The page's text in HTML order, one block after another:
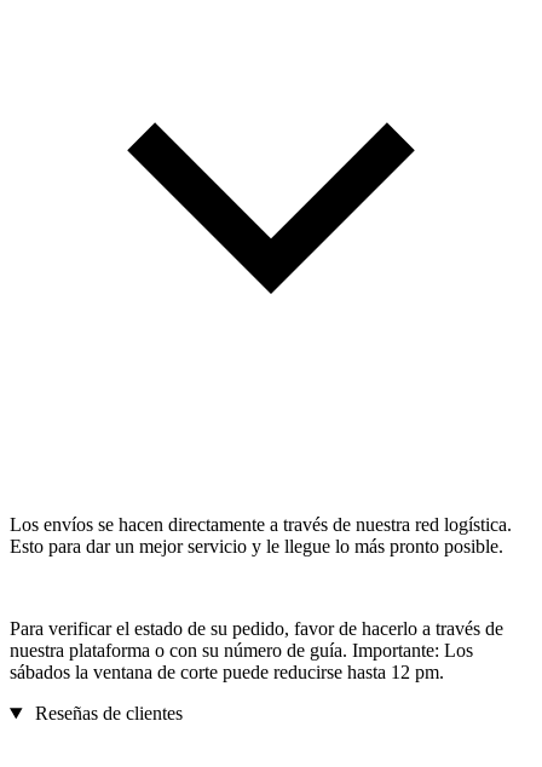
Los envíos se hacen directamente a través de nuestra red logística.
Esto para dar un mejor servicio y le llegue lo más pronto posible.
Para verificar el estado de su pedido, favor de hacerlo a través de
nuestra plataforma o con su número de guía. Importante: Los
sábados la ventana de corte puede reducirse hasta 12 pm.
Reseñas de clientes